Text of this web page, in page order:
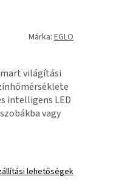
Márka: EGLO
világítási
intelligens LED
vagy
lehetőségek